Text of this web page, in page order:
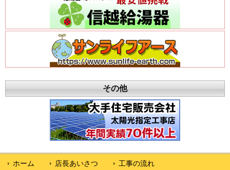
その他
ホーム 店長あいさつ 工事の流れ